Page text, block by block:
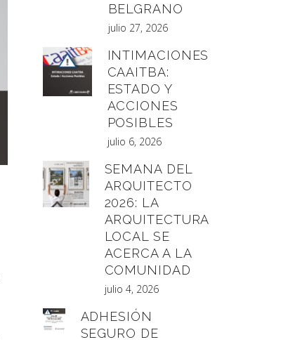
BELGRANO
julio 27, 2026
INTIMACIONES
CAAITBA:
ESTADO Y
ACCIONES
POSIBLES
julio 6, 2026
SEMANA DEL
ARQUITECTO
2026: LA
ARQUITECTURA
LOCAL SE
ACERCA A LA
COMUNIDAD
julio 4, 2026
ADHESIÓN
SEGURO DE